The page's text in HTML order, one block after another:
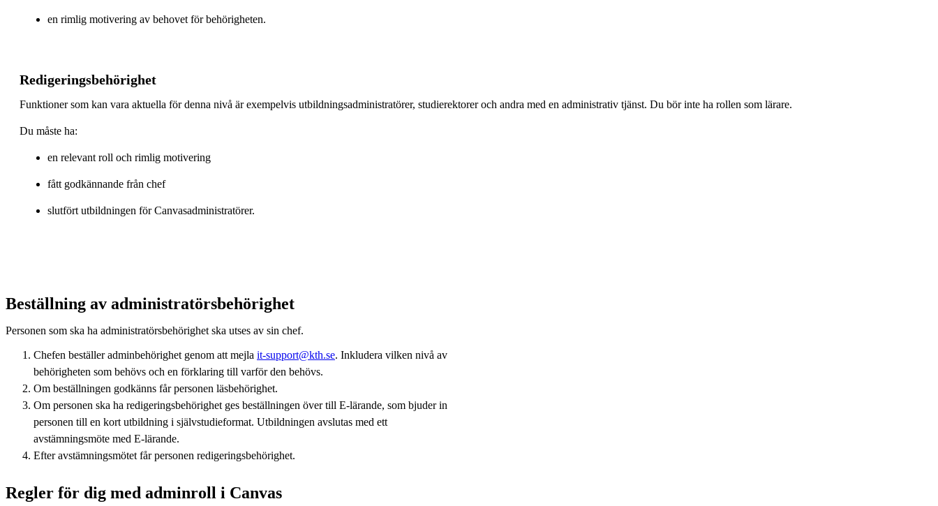
en rimlig motivering av behovet för behörigheten.
Redigeringsbehörighet
Funktioner som kan vara aktuella för denna nivå är exempelvis utbildningsadministratörer, studierektorer och andra med en administrativ tjänst. Du bör inte ha rollen som lärare.
Du måste ha:
en relevant roll och rimlig motivering
fått godkännande från chef
slutfört utbildningen för Canvasadministratörer.
Beställning av administratörsbehörighet
Personen som ska ha administratörsbehörighet ska utses av sin chef.
Chefen beställer adminbehörighet genom att mejla it-support@kth.se. Inkludera vilken nivå av
behörigheten som behövs och en förklaring till varför den behövs.
Om beställningen godkänns får personen läsbehörighet.
Om personen ska ha redigeringsbehörighet ges beställningen över till E-lärande, som bjuder in
personen till en kort utbildning i självstudieformat. Utbildningen avslutas med ett
avstämningsmöte med E-lärande.
Efter avstämningsmötet får personen redigeringsbehörighet.
Regler för dig med adminroll i Canvas